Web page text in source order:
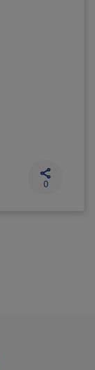
0